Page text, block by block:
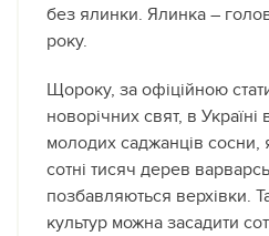
без ялинки. Ялинка –
року.
Щороку, за офіційною
новорічних свят, в
молодих саджанців сосни,
сотні тисяч дерев
позбавляються верхівки.
культур можна засадити